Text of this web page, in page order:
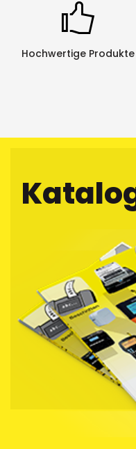
Hochwertige Produkte